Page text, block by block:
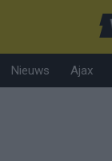
Nieuws Ajax